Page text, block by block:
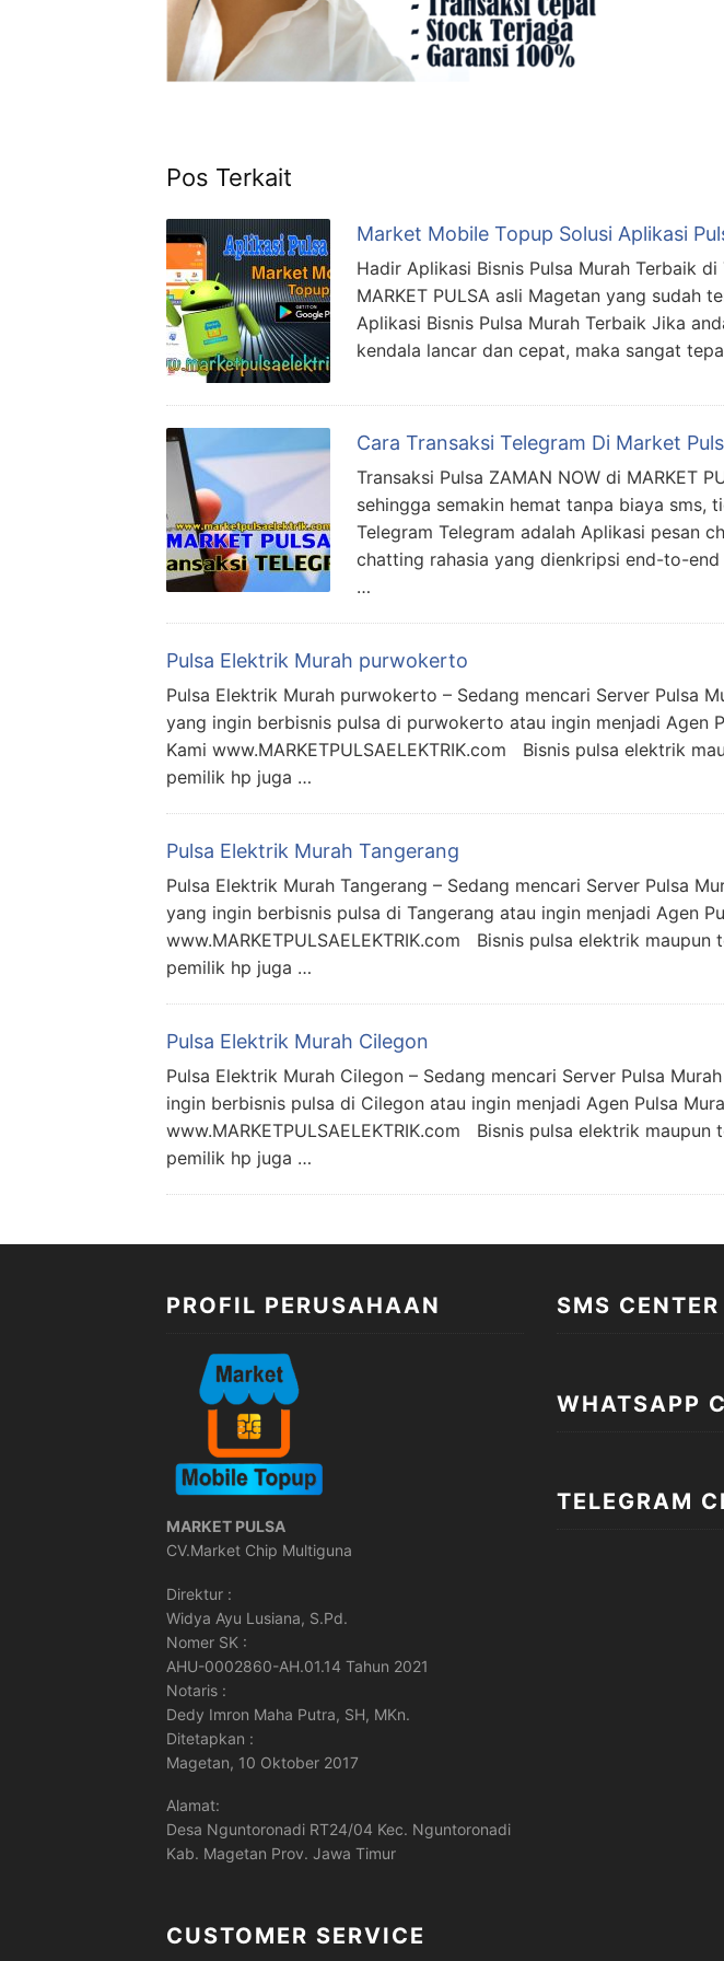
Pos Terkait
Market Mobile Topup Solusi Aplikasi
Hadir Aplikasi Bisnis Pulsa Murah Terbaik di
MARKET PULSA asli Magetan yang sudah
Aplikasi Bisnis Pulsa Murah Terbaik Jika
kendala lancar dan cepat, maka sangat
Cara Transaksi Telegram Di Market
Transaksi Pulsa ZAMAN NOW di MARKET
sehingga semakin hemat tanpa biaya sms,
Telegram Telegram adalah Aplikasi pesan
chatting rahasia yang dienkripsi end-to-
…
Pulsa Elektrik Murah purwokerto
Pulsa Elektrik Murah purwokerto – Sedang mencari Server Pulsa
yang ingin berbisnis pulsa di purwokerto atau ingin menjadi Agen
Kami www.MARKETPULSAELEKTRIK.com Bisnis pulsa elektrik
pemilik hp juga …
Pulsa Elektrik Murah Tangerang
Pulsa Elektrik Murah Tangerang – Sedang mencari Server Pulsa
yang ingin berbisnis pulsa di Tangerang atau ingin menjadi Agen
www.MARKETPULSAELEKTRIK.com Bisnis pulsa elektrik
pemilik hp juga …
Pulsa Elektrik Murah Cilegon
Pulsa Elektrik Murah Cilegon – Sedang mencari Server Pulsa
ingin berbisnis pulsa di Cilegon atau ingin menjadi Agen Pulsa
www.MARKETPULSAELEKTRIK.com Bisnis pulsa elektrik
pemilik hp juga …
PROFIL PERUSAHAAN
MARKET PULSA
CV.Market Chip Multiguna
Direktur :
Widya Ayu Lusiana, S.Pd.
Nomer SK :
AHU-0002860-AH.01.14 Tahun 2021
Notaris :
Dedy Imron Maha Putra, SH, MKn.
Ditetapkan :
Magetan, 10 Oktober 2017
Alamat:
Desa Nguntoronadi RT24/04 Kec. Nguntoronadi
Kab. Magetan Prov. Jawa Timur
CUSTOMER SERVICE
SMS CENTER
WHATSAPP
TELEGRAM